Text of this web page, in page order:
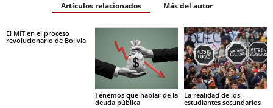
Artículos relacionados Más del autor
El MIT en el proceso
revolucionario de Bolivia
Tenemos que hablar de la
deuda pública
La realidad de los
estudiantes secundarios